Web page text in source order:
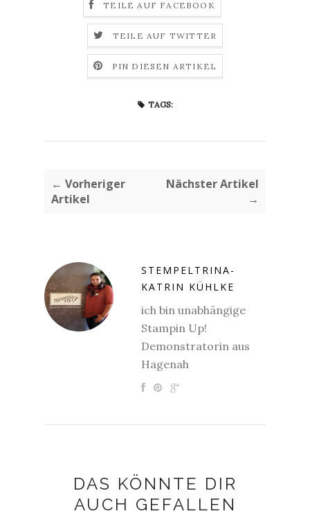
TEILE AUF FACEBOOK
TEILE AUF TWITTER
PIN DIESEN ARTIKEL
TAGS:
← Vorheriger
Artikel
Nächster Artikel
→
STEMPELTRINA-
KATRIN KÜHLKE
ich bin unabhängige
Stampin Up!
Demonstratorin aus
Hagenah
DAS KÖNNTE DIR
AUCH GEFALLEN